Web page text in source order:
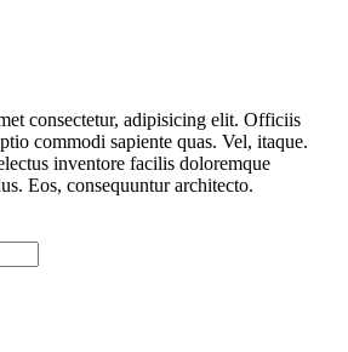
consectetur, adipisicing elit. Officiis
commodi sapiente quas. Vel, itaque.
inventore facilis doloremque
Eos, consequuntur architecto.